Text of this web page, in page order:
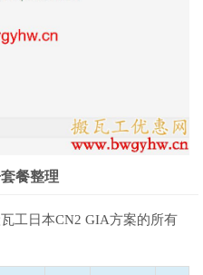
餐整理
工日本CN2 GIA方案的所有